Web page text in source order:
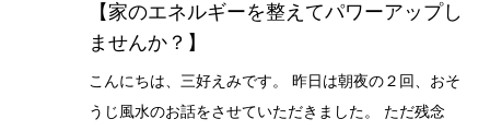
【家のエネルギーを整えてパワーアップし
ませんか？】
こんにちは、三好えみです。 昨日は朝夜の２回、おそ
うじ風水のお話をさせていただきました。 ただ残念